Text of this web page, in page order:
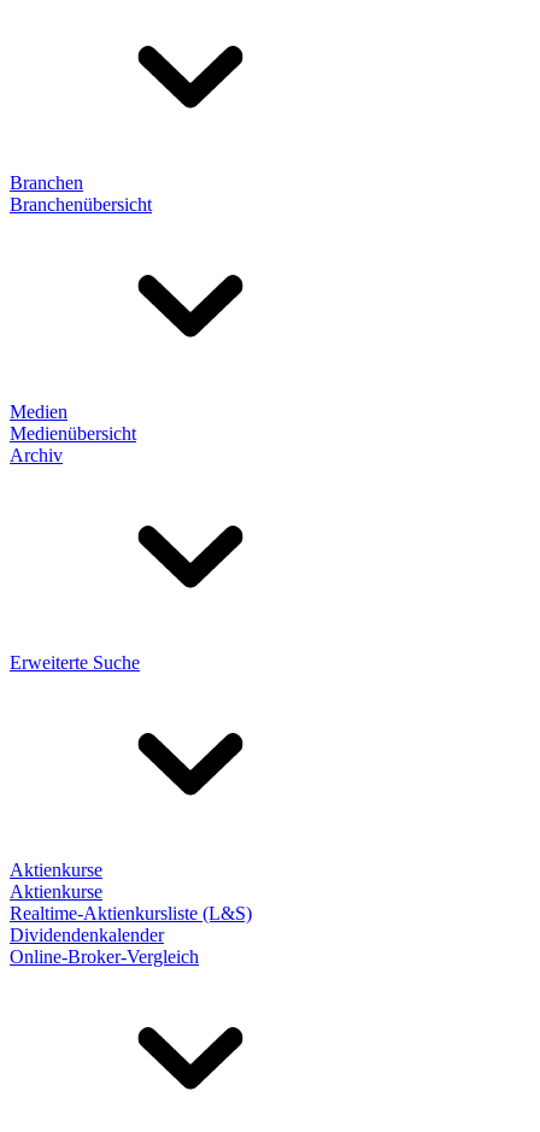
Branchen
Branchenübersicht
Medien
Medienübersicht
Archiv
Erweiterte Suche
Aktienkurse
Aktienkurse
Realtime-Aktienkursliste (L&S)
Dividendenkalender
Online-Broker-Vergleich